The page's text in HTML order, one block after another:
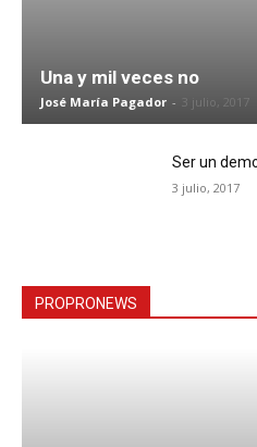
Una y mil veces no
José María Pagador - 3 julio, 2017
Ser un
3 julio, 2017
PROPRONEWS